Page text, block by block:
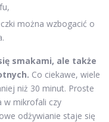
można wzbogacić o
smakami, ale także
Co ciekawe, wiele
niż 30 minut. Proste
w mikrofali czy
odżywianie staje się